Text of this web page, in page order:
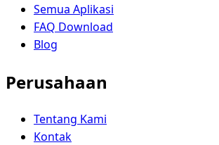
Semua Aplikasi
FAQ Download
Blog
Perusahaan
Tentang Kami
Kontak